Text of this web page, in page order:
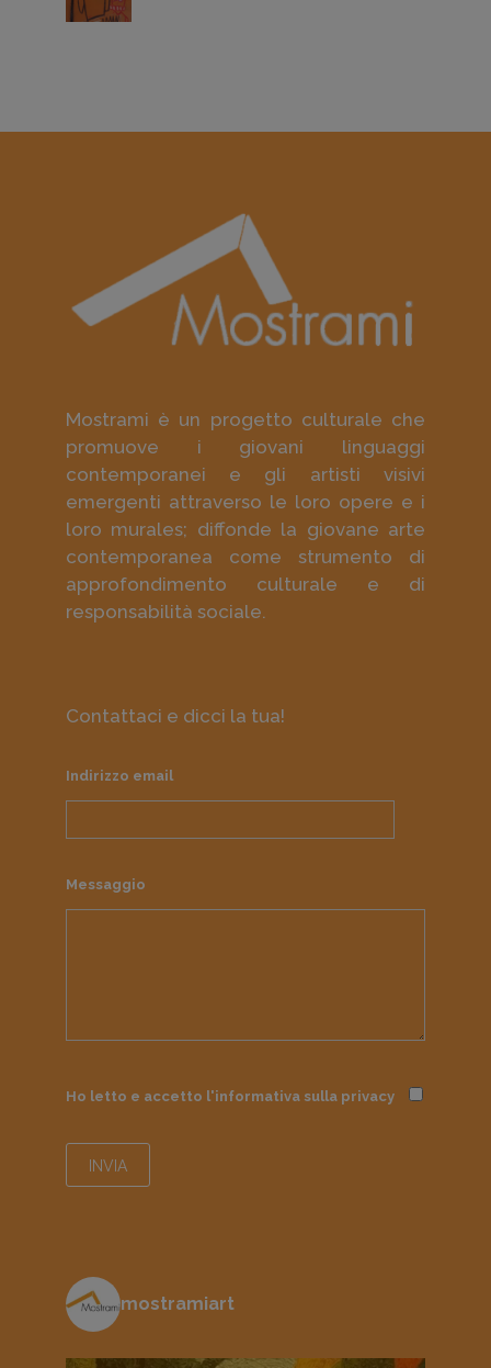
Mostrami è un progetto culturale che
promuove i giovani linguaggi
contemporanei e gli artisti visivi
emergenti attraverso le loro opere e i
loro murales; diffonde la giovane arte
contemporanea come strumento di
approfondimento culturale e di
responsabilità sociale.
Contattaci e dicci la tua!
Indirizzo email
Messaggio
Ho letto e accetto l'informativa sulla privacy
mostramiart